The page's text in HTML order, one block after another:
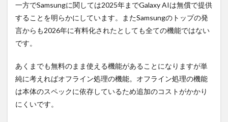
一方でSamsungに関しては2025年までGalaxy AIは無償で提供
することを明らかにしています。またSamsungのトップの発
言からも2026年に有料化されたとしても全ての機能ではない
です。
あくまでも無料のまま使える機能があることになりますが単
純に考えればオフライン処理の機能。オフライン処理の機能
は本体のスペックに依存しているため追加のコストがかかり
にくいです。